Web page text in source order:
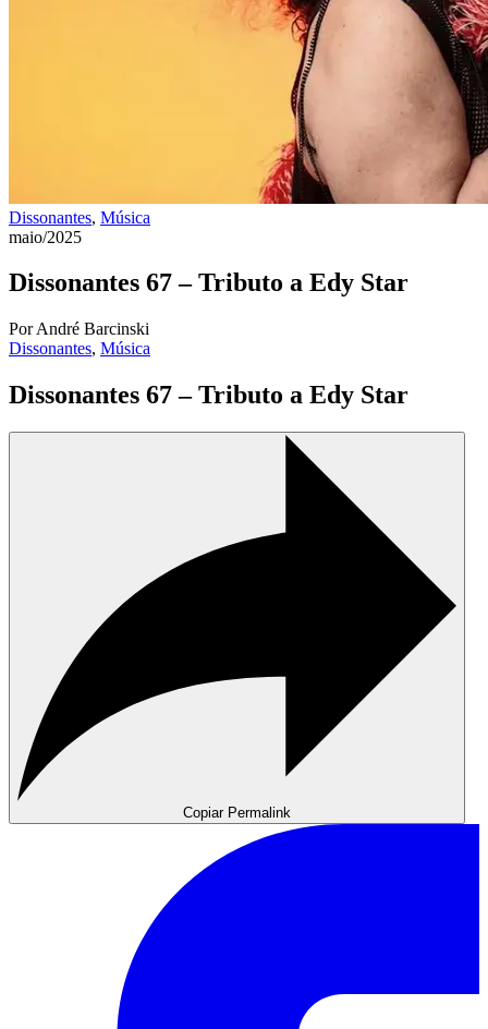
Dissonantes, Música
maio/2025
Dissonantes 67 – Tributo a Edy Star
Por André Barcinski
Dissonantes, Música
Dissonantes 67 – Tributo a Edy Star
Copiar Permalink